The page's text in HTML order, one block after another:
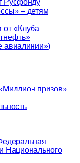
Русфонду
– детям
от «Клуба
авиалинии»)
призов»
Национального